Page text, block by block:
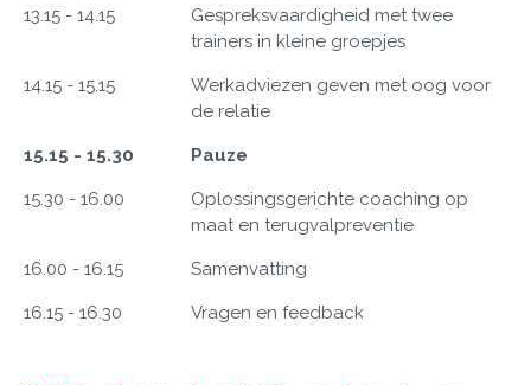
13.15 - 14.15
Gespreksvaardigheid met twee
trainers in kleine groepjes
14.15 - 15.15
Werkadviezen geven met oog voor
de relatie
15.15 - 15.30 Pauze
15.30 - 16.00
Oplossingsgerichte coaching op
maat en terugvalpreventie
16.00 - 16.15 Samenvatting
16.15 - 16.30 Vragen en feedback